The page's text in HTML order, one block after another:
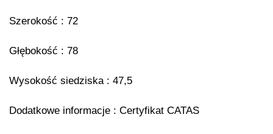
Szerokość : 72
Głębokość : 78
Wysokość siedziska : 47,5
Dodatkowe informacje : Certyfikat CATAS